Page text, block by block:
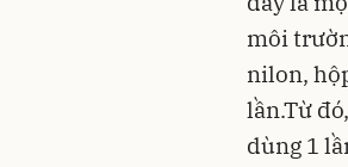
môi
nilon,
lần.Từ
dùng 1